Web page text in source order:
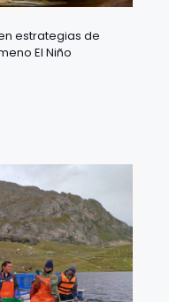
estrategias de
El Niño